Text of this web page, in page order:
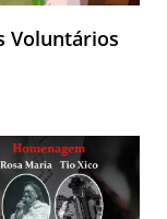
Voluntários